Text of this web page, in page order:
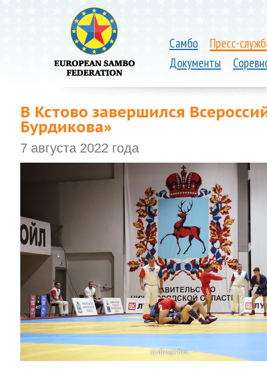
Самбо
Пресс-
Документы
В Кстово завершился
Бурдикова»
7 августа 2022 года